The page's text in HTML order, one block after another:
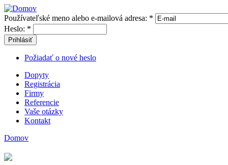
Používateľské meno alebo e-mailová adresa: *
Heslo: *
Prihlásiť
Požiadať o nové heslo
Dopyty
Registrácia
Firmy
Referencie
Vaše otázky
Kontakt
Domov